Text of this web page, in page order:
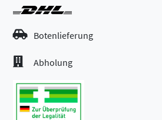
Botenlieferung
Abholung